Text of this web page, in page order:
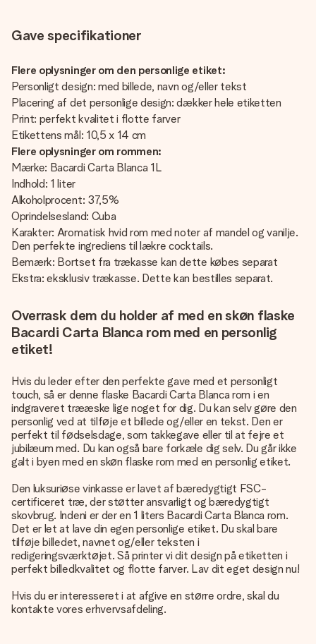
Gave specifikationer
Flere oplysninger om den personlige etiket:
Personligt design: med billede, navn og/eller tekst
Placering af det personlige design: dækker hele etiketten
Print: perfekt kvalitet i flotte farver
Etikettens mål: 10,5 x 14 cm
Flere oplysninger om rommen:
Mærke: Bacardi Carta Blanca 1L
Indhold: 1 liter
Alkoholprocent: 37,5%
Oprindelsesland: Cuba
Karakter: Aromatisk hvid rom med noter af mandel og vanilje.
Den perfekte ingrediens til lækre cocktails.
Bemærk: Bortset fra trækasse kan dette købes separat
Ekstra: eksklusiv trækasse. Dette kan bestilles separat.
Overrask dem du holder af med en skøn flaske
Bacardi Carta Blanca rom med en personlig
etiket!
Hvis du leder efter den perfekte gave med et personligt
touch, så er denne flaske Bacardi Carta Blanca rom i en
indgraveret trææske lige noget for dig. Du kan selv gøre den
personlig ved at tilføje et billede og/eller en tekst. Den er
perfekt til fødselsdage, som takkegave eller til at fejre et
jubilæum med. Du kan også bare forkæle dig selv. Du går ikke
galt i byen med en skøn flaske rom med en personlig etiket.
Den luksuriøse vinkasse er lavet af bæredygtigt FSC-
certificeret træ, der støtter ansvarligt og bæredygtigt
skovbrug. Indeni er der en 1 liters Bacardi Carta Blanca rom.
Det er let at lave din egen personlige etiket. Du skal bare
tilføje billedet, navnet og/eller teksten i
redigeringsværktøjet. Så printer vi dit design på etiketten i
perfekt billedkvalitet og flotte farver. Lav dit eget design nu!
Hvis du er interesseret i at afgive en større ordre, skal du
kontakte vores erhvervsafdeling.